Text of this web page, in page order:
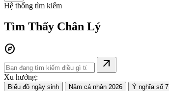
Hệ thống tìm kiếm
Tìm Thấy Chân Lý
explore
arrow_outward
Xu hướng:
Biểu đồ ngày sinh Năm cá nhân 2026 Ý nghĩa số 7